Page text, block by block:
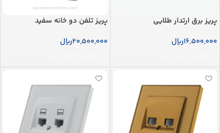
پریز برق ارتدار طلایی
16,500,000ریال
پریز تلفن دو خانه سفید
20,500,000ریال